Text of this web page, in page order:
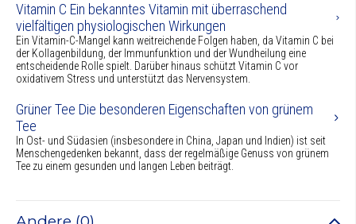
Vitamin C Ein bekanntes Vitamin mit überraschend
vielfältigen physiologischen Wirkungen
Ein Vitamin-C-Mangel kann weitreichende Folgen haben, da Vitamin C bei
der Kollagenbildung, der Immunfunktion und der Wundheilung eine
entscheidende Rolle spielt. Darüber hinaus schützt Vitamin C vor
oxidativem Stress und unterstützt das Nervensystem.
Grüner Tee Die besonderen Eigenschaften von grünem
Tee
In Ost- und Südasien (insbesondere in China, Japan und Indien) ist seit
Menschengedenken bekannt, dass der regelmäßige Genuss von grünem
Tee zu einem gesunden und langen Leben beiträgt.